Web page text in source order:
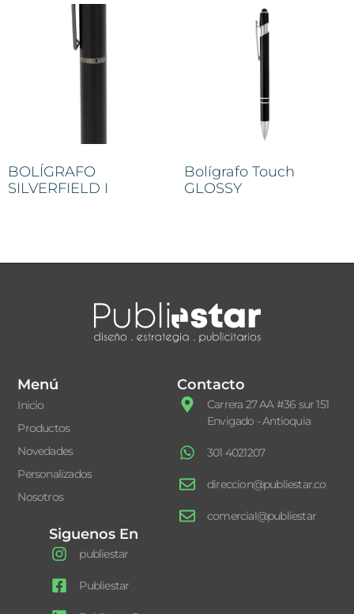
BOLÍGRAFO
SILVERFIELD I
Bolígrafo Touch
GLOSSY
Menú
Inicio
Productos
Novedades
Personalizados
Nosotros
Contacto
Carrera 27 AA #36 sur 151
Envigado - Antioquia
301 4021207
direccion@publiestar.co
comercial@publiestar
Siguenos En
publiestar
Publiestar